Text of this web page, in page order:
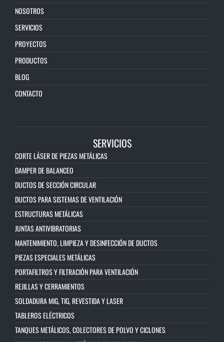
NOSOTROS
SERVICIOS
PROYECTOS
PRODUCTOS
BLOG
CONTACTO
SERVICIOS
CORTE LÁSER DE PIEZAS METÁLICAS
DAMPER DE BALANCEO
DUCTOS DE SECCIÓN CIRCULAR
DUCTOS PARA SISTEMAS DE VENTILACIÓN
ESTRUCTURAS METÁLICAS
JUNTAS ANTIVIBRATORIAS
MANTENIMIENTO, LIMPIEZA Y DESINFECCIÓN DE DUCTOS
PIEZAS ESPECIALES METÁLICAS
PORTAFILTROS Y FILTRACIÓN PARA VENTILACIÓN
REJILLAS Y CERRAMIENTOS
SOLDADURA MIG, TIG, REVESTIDA Y LASER
TABLEROS ELÉCTRICOS
TANQUES METÁLICOS, COLECTORES DE POLVO Y CICLONES